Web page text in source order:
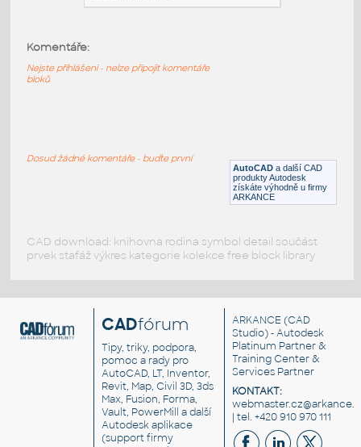
DWG Konstrukce
Konstrukce AutoCAD a další CAD
produkty Autodesk
získáte výhodně u firmy
ARKANCE
Komentáře:
Nejste přihlášeni - nelze připojit komentáře
bloků
Dosud žádné komentáře - buďte první
CAD download: knihovna rodina symbol detail součást
prvek stafáž výkres kategorie kolekce free block library
CADfórum
Tipy, triky, podpora,
pomoc a rady pro
AutoCAD, LT, Inventor,
Revit, Map, Civil 3D, 3ds
Max, Fusion, Forma,
Vault, PowerMill a další
Autodesk aplikace
(support firmy
ARKANCE (CAD
Studio) - Autodesk
Platinum Partner &
Training Center &
Services Partner
KONTAKT:
| tel. +420 910 970 111